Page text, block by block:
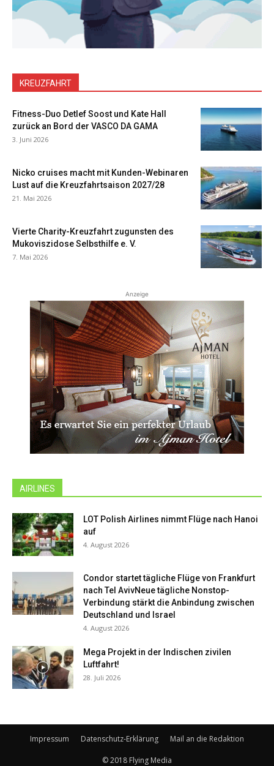
KREUZFAHRT
Fitness-Duo Detlef Soost und Kate Hall
zurück an Bord der VASCO DA GAMA
3. Juni 2026
Nicko cruises macht mit Kunden-Webinaren
Lust auf die Kreuzfahrtsaison 2027/28
21. Mai 2026
Vierte Charity-Kreuzfahrt zugunsten des
Mukoviszidose Selbsthilfe e. V.
7. Mai 2026
Anzeige
AIRLINES
LOT Polish Airlines nimmt Flüge nach Hanoi
auf
4. August 2026
Condor startet tägliche Flüge von Frankfurt
nach Tel AvivNeue tägliche Nonstop-
Verbindung stärkt die Anbindung zwischen
Deutschland und Israel
4. August 2026
Mega Projekt in der Indischen zivilen
Luftfahrt!
28. Juli 2026
Impressum Datenschutz-Erklärung Mail an die Redaktion
© 2018 Flying Media